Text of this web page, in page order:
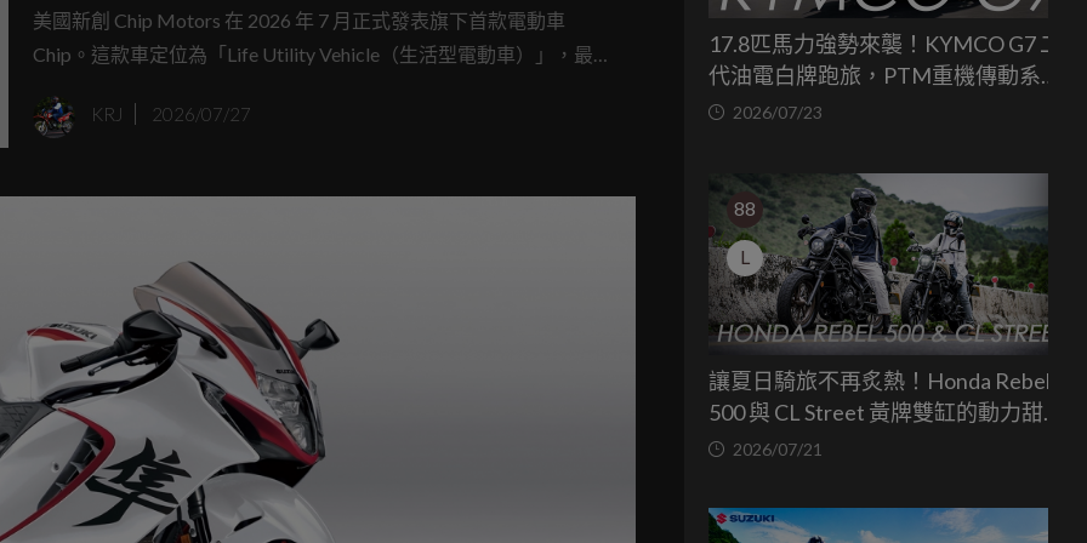
公里
美國新創 Chip Motors 在 2026 年 7 月正式發表旗下首款電動車
Chip。這款車定位為「Life Utility Vehicle（生活型電動車）」，最
US$15,000（約 NT$490,000），主打社區通勤與家庭短途代步。
KRJ 2026/07/27
17.8匹馬力強勢來襲！KYMCO G7 二
代油電白牌跑旅，PTM重機傳動系統
與8公斤減重的操控饗宴
2026/07/23
88
L
讓夏日騎旅不再炙熱！Honda Rebel
500 與 CL Street 黃牌雙缸的動力甜蜜
點 2026/07/21